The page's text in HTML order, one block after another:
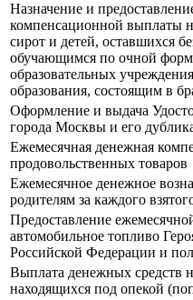
Назначение и
компенсационной выплаты
сирот и детей, оставшихся
обучающимся по очной
образовательных
образования, состоящим в
Оформление и выдача
города Москвы и его
Ежемесячная денежная
продовольственных товаров
Ежемесячное денежное
родителям за каждого
Предоставление
автомобильное топливо
Российской Федерации и
Выплата денежных средств
находящихся под опекой